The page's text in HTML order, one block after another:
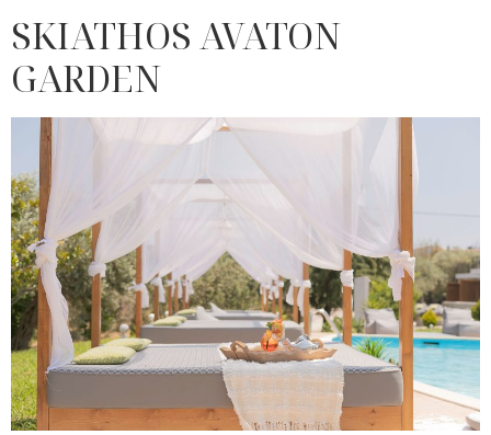
SKIATHOS AVATON
GARDEN